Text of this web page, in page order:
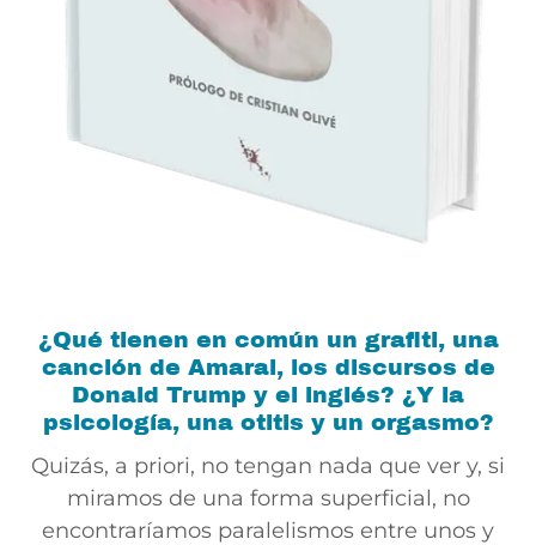
¿Qué tienen en común un grafiti, una
canción de Amaral, los discursos de
Donald Trump y el inglés? ¿Y la
psicología, una otitis y un orgasmo?
Quizás, a priori, no tengan nada que ver y, si
miramos de una forma superficial, no
encontraríamos paralelismos entre unos y